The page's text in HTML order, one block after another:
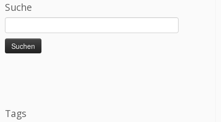
Suche
Suchen
nach:
Tags